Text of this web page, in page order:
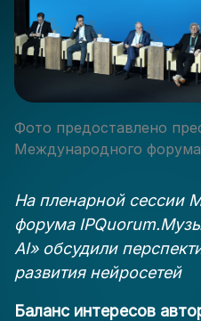
Фото предоставлено
Международного
На пленарной сессии
форума
AI» обсудили
развития нейросетей
Баланс интересов